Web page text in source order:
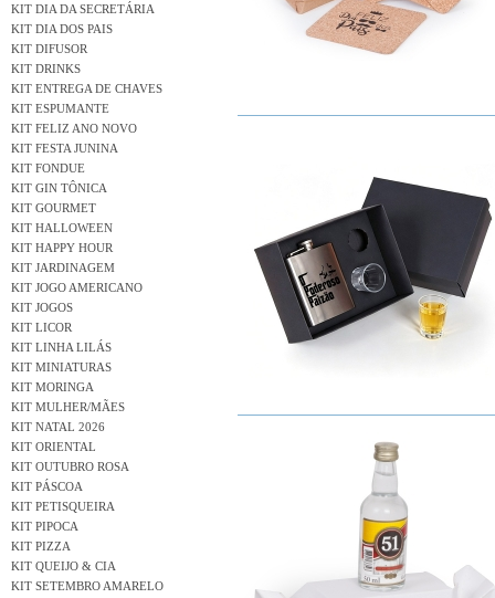
KIT DIA DA SECRETÁRIA
KIT DIA DOS PAIS
KIT DIFUSOR
KIT DRINKS
KIT ENTREGA DE CHAVES
KIT ESPUMANTE
KIT FELIZ ANO NOVO
KIT FESTA JUNINA
KIT FONDUE
KIT GIN TÔNICA
KIT GOURMET
KIT HALLOWEEN
KIT HAPPY HOUR
KIT JARDINAGEM
KIT JOGO AMERICANO
KIT JOGOS
KIT LICOR
KIT LINHA LILÁS
KIT MINIATURAS
KIT MORINGA
KIT MULHER/MÃES
KIT NATAL 2026
KIT ORIENTAL
KIT OUTUBRO ROSA
KIT PÁSCOA
KIT PETISQUEIRA
KIT PIPOCA
KIT PIZZA
KIT QUEIJO & CIA
KIT SETEMBRO AMARELO